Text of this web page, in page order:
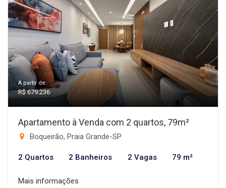
A partir de:
R$ 679.236
Apartamento à Venda com 2 quartos, 79m²
Boqueirão, Praia Grande-SP
2 Quartos 2 Banheiros 2 Vagas 79 m²
Mais informações